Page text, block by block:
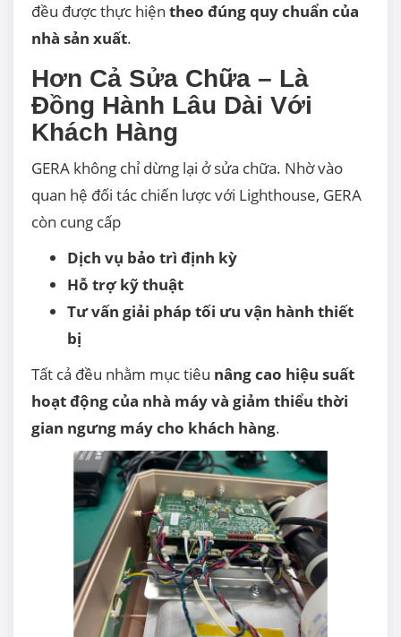
đều được thực hiện theo đúng quy chuẩn của
nhà sản xuất.
Hơn Cả Sửa Chữa – Là
Đồng Hành Lâu Dài Với
Khách Hàng
GERA không chỉ dừng lại ở sửa chữa. Nhờ vào
quan hệ đối tác chiến lược với Lighthouse, GERA
còn cung cấp
Dịch vụ bảo trì định kỳ
Hỗ trợ kỹ thuật
Tư vấn giải pháp tối ưu vận hành thiết
bị
Tất cả đều nhằm mục tiêu nâng cao hiệu suất
hoạt động của nhà máy và giảm thiểu thời
gian ngưng máy cho khách hàng.